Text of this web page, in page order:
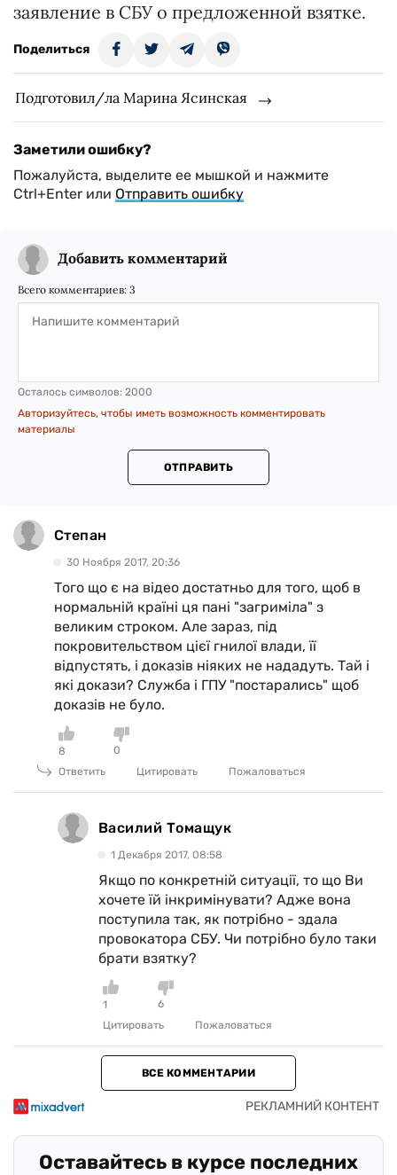
заявление в СБУ о предложенной взятке.
Поделиться
Подготовил/ла Марина Ясинская
Заметили ошибку?
Пожалуйста, выделите ее мышкой и нажмите
Ctrl+Enter или Отправить ошибку
Добавить комментарий
Всего комментариев: 3
Осталось символов: 2000
Авторизуйтесь, чтобы иметь возможность комментировать
материалы
ОТПРАВИТЬ
Степан
30 Ноября 2017, 20:36
Того що є на відео достатньо для того, щоб в
нормальній країні ця пані "загриміла" з
великим строком. Але зараз, під
покровительством цієї гнилої влади, її
відпустять, і доказів ніяких не нададуть. Тай і
які докази? Служба і ГПУ "постарались" щоб
доказів не було.
8
0
Ответить
Цитировать Пожаловаться
Василий Томащук
1 Декабря 2017, 08:58
Якщо по конкретній ситуації, то що Ви
хочете їй інкримінувати? Адже вона
поступила так, як потрібно - здала
провокатора СБУ. Чи потрібно було таки
брати взятку?
1
6
Цитировать
Пожаловаться
ВСЕ КОММЕНТАРИИ
Оставайтесь в курсе последних